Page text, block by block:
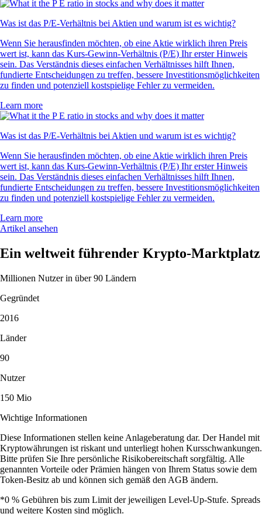
Was ist das P/E-Verhältnis bei Aktien und warum ist es wichtig?
Wenn Sie herausfinden möchten, ob eine Aktie wirklich ihren Preis
wert ist, kann das Kurs-Gewinn-Verhältnis (P/E) Ihr erster Hinweis
sein. Das Verständnis dieses einfachen Verhältnisses hilft Ihnen,
fundierte Entscheidungen zu treffen, bessere Investitionsmöglichkeiten
zu finden und potenziell kostspielige Fehler zu vermeiden.
Learn more
Was ist das P/E-Verhältnis bei Aktien und warum ist es wichtig?
Wenn Sie herausfinden möchten, ob eine Aktie wirklich ihren Preis
wert ist, kann das Kurs-Gewinn-Verhältnis (P/E) Ihr erster Hinweis
sein. Das Verständnis dieses einfachen Verhältnisses hilft Ihnen,
fundierte Entscheidungen zu treffen, bessere Investitionsmöglichkeiten
zu finden und potenziell kostspielige Fehler zu vermeiden.
Learn more
Artikel ansehen
Ein weltweit führender Krypto-Marktplatz
Millionen Nutzer in über 90 Ländern
Gegründet
2016
Länder
90
Nutzer
150 Mio
Wichtige Informationen
Diese Informationen stellen keine Anlageberatung dar. Der Handel mit
Kryptowährungen ist riskant und unterliegt hohen Kursschwankungen.
Bitte prüfen Sie Ihre persönliche Risikobereitschaft sorgfältig. Alle
genannten Vorteile oder Prämien hängen von Ihrem Status sowie dem
Token-Besitz ab und können sich gemäß den AGB ändern.
*0 % Gebühren bis zum Limit der jeweiligen Level-Up-Stufe. Spreads
und weitere Kosten sind möglich.